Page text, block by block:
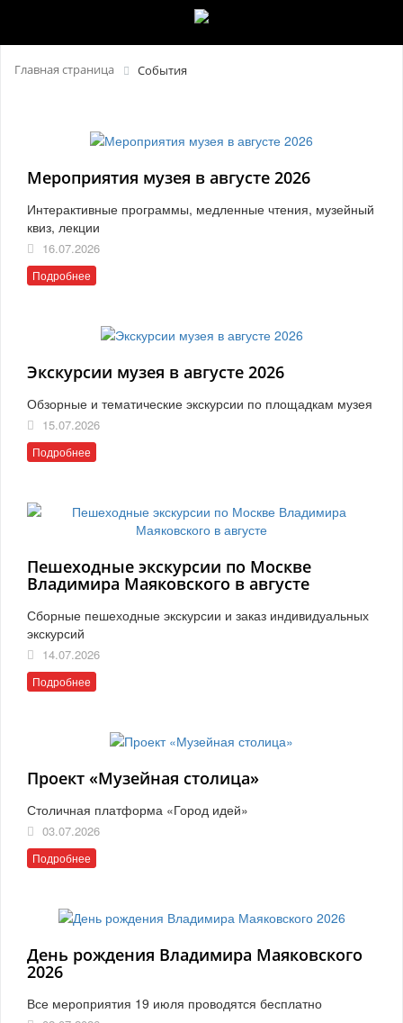
Главная страница События
Мероприятия музея в августе 2026
Интерактивные программы, медленные чтения, музейный
квиз, лекции
16.07.2026
Подробнее
Экскурсии музея в августе 2026
Обзорные и тематические экскурсии по площадкам музея
15.07.2026
Подробнее
Пешеходные экскурсии по Москве
Владимира Маяковского в августе
Сборные пешеходные экскурсии и заказ индивидуальных
экскурсий
14.07.2026
Подробнее
Проект «Музейная столица»
Столичная платформа «Город идей»
03.07.2026
Подробнее
День рождения Владимира Маяковского
2026
Все мероприятия 19 июля проводятся бесплатно